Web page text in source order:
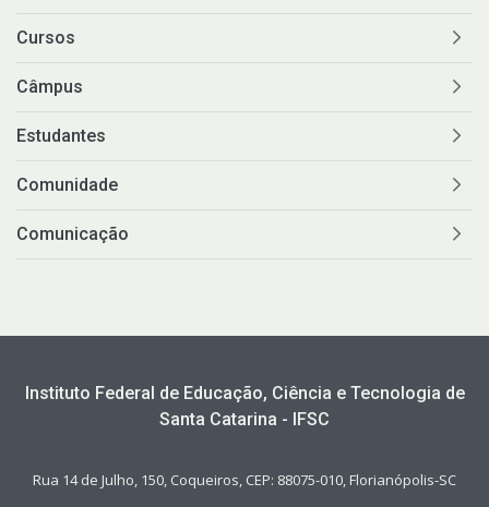
Cursos
Câmpus
Estudantes
Comunidade
Comunicação
Instituto Federal de Educação, Ciência e Tecnologia de
Santa Catarina - IFSC
Rua 14 de Julho, 150, Coqueiros, CEP: 88075-010, Florianópolis-SC